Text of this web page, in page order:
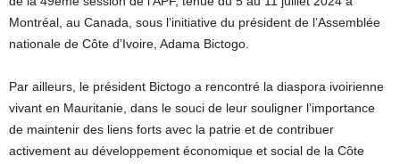
Montréal, au Canada, sous l’initiative du président de l’Assemblée
nationale de Côte d’Ivoire, Adama Bictogo.
Par ailleurs, le président Bictogo a rencontré la diaspora ivoirienne
vivant en Mauritanie, dans le souci de leur souligner l’importance
de maintenir des liens forts avec la patrie et de contribuer
activement au développement économique et social de la Côte